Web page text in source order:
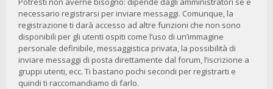
necessario registrarsi per inviare messaggi. Comunque, la
registrazione ti darà accesso ad altre funzioni che non sono
disponibili per gli utenti ospiti come l’uso di un’immagine
personale definibile, messaggistica privata, la possibilità di
inviare messaggi di posta direttamente dal forum, l’iscrizione a
gruppi utenti, ecc. Ti bastano pochi secondi per registrarti e
quindi ti raccomandiamo di farlo.